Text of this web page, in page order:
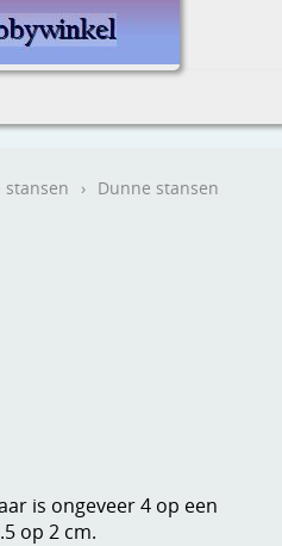
stansen › Dunne stansen
is ongeveer 4 op een
op 2 cm.